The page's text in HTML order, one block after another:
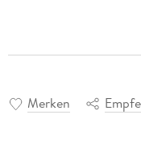
Merken